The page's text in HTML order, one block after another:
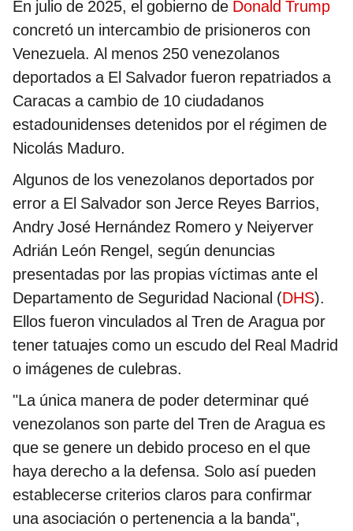
En julio de 2025, el gobierno de Donald Trump
concretó un intercambio de prisioneros con
Venezuela. Al menos 250 venezolanos
deportados a El Salvador fueron repatriados a
Caracas a cambio de 10 ciudadanos
estadounidenses detenidos por el régimen de
Nicolás Maduro.
Algunos de los venezolanos deportados por
error a El Salvador son Jerce Reyes Barrios,
Andry José Hernández Romero y Neiyerver
Adrián León Rengel, según denuncias
presentadas por las propias víctimas ante el
Departamento de Seguridad Nacional (DHS).
Ellos fueron vinculados al Tren de Aragua por
tener tatuajes como un escudo del Real Madrid
o imágenes de culebras.
"La única manera de poder determinar qué
venezolanos son parte del Tren de Aragua es
que se genere un debido proceso en el que
haya derecho a la defensa. Solo así pueden
establecerse criterios claros para confirmar
una asociación o pertenencia a la banda",